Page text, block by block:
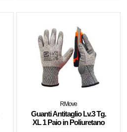
RMove
Guanti Antitaglio Lv.3 Tg.
XL 1 Paio in Poliuretano